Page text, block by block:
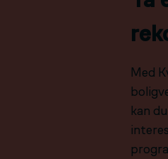
Med
kan